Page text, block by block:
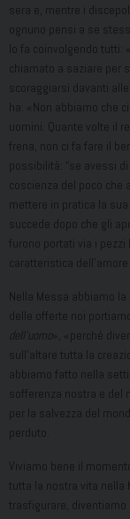
sera e, mentre i
ognuno pensi a se
lo fa coinvolgendo tutti:
chiamato a saziare per
scoraggiarsi davanti
ha: «Non abbiamo che
uomini. Quante volte il
frena, non ci fa fare il
possibilità: “se avessi
coscienza del poco che
mettere in pratica la
succede dopo che gli
furono portati via i pezzi
caratteristica
Nella Messa abbiamo
delle offerte noi
dell’uomo
», «perché
sull’altare tutta la
abbiamo fatto nella
sofferenza nostra e
per la salvezza del
perduto.
Viviamo bene il
tutta la nostra vita nella
trasfigurare, diventiamo